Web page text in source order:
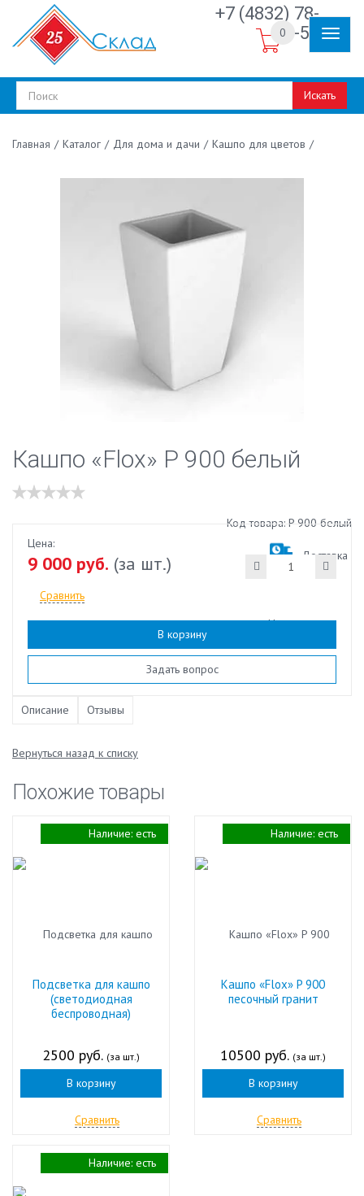
+7 (4832) 78-
30-50
Искать
0
Главная / Каталог / Для дома и дачи / Кашпо для цветов /
Кашпо «Flox» P 900 белый
Наличие:есть
Код товара: P 900 белый
Доставка
Цена:
9 000 руб. (за шт.)
Сравнить
В корзину
Задать вопрос
Описание Отзывы
Вернуться назад к списку
Похожие товары
Подсветка для кашпо
(светодиодная
беспроводная)
2500 руб. (за шт.)
В корзину
Сравнить
Наличие: есть
Кашпо «Flox» P 900
песочный гранит
10500 руб. (за шт.)
В корзину
Сравнить
Наличие: есть
Наличие: есть